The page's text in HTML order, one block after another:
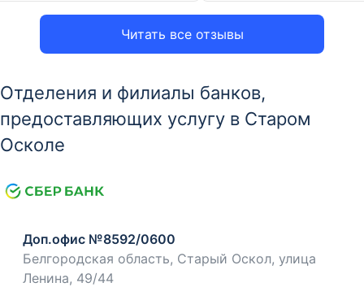
Читать все отзывы
Отделения и филиалы банков,
предоставляющих услугу в Старом
Осколе
Доп.офис №8592/0600
Белгородская область, Старый Оскол, улица
Ленина, 49/44